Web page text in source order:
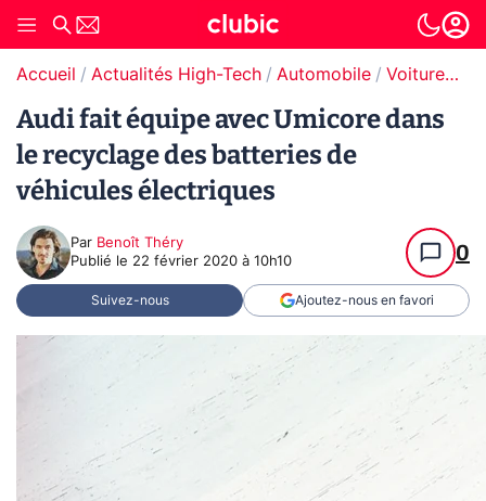
Accueil Actualités High-Tech Automobile Voitures électriques
Audi fait équipe avec Umicore dans
le recyclage des batteries de
véhicules électriques
Par Benoît Théry
Publié le 22 février 2020 à 10h10 0
Suivez-nous Ajoutez-nous en favori